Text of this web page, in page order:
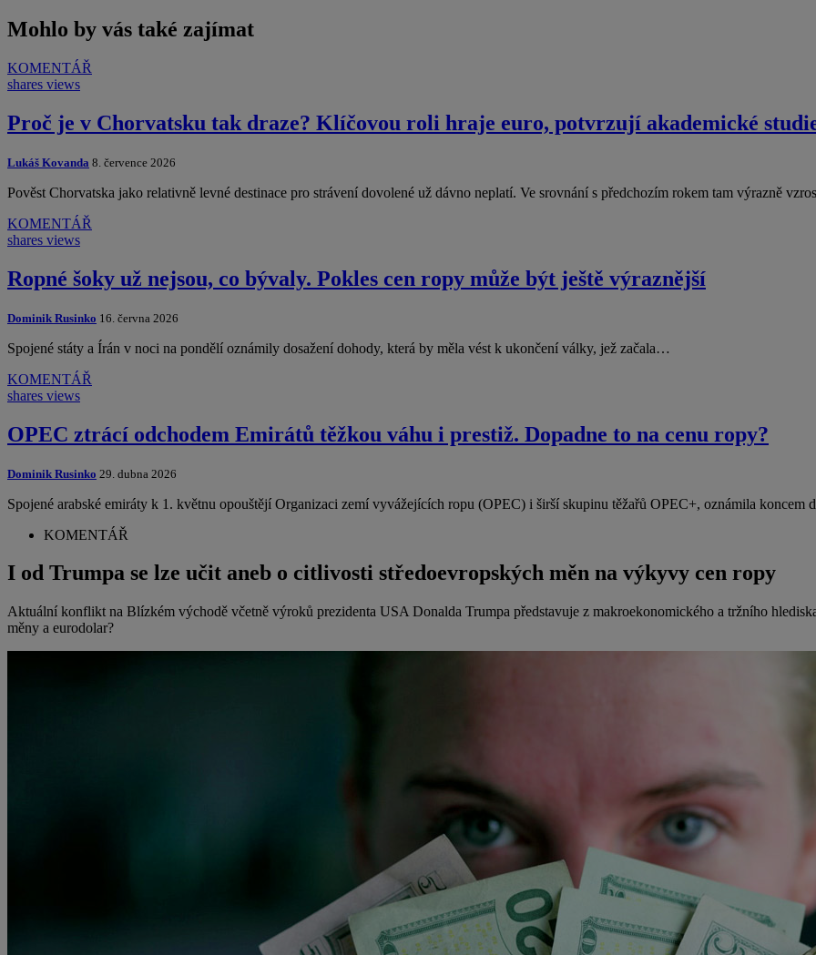
Mohlo by vás také zajímat
KOMENTÁŘ
shares views
Proč je v Chorvatsku tak draze? Klíčovou roli hraje euro, potvrzují akademické
Lukáš Kovanda 8. července 2026
Pověst Chorvatska jako relativně levné destinace pro strávení dovolené už dávno neplatí. Ve srovnání s předchozím rokem tam výrazně
KOMENTÁŘ
shares views
Ropné šoky už nejsou, co bývaly. Pokles cen ropy může být ještě výraznější
Dominik Rusinko 16. června 2026
Spojené státy a Írán v noci na pondělí oznámily dosažení dohody, která by měla vést k ukončení války, jež začala…
KOMENTÁŘ
shares views
OPEC ztrácí odchodem Emirátů těžkou váhu i prestiž. Dopadne to na cenu ropy?
Dominik Rusinko 29. dubna 2026
Spojené arabské emiráty k 1. květnu opouštějí Organizaci zemí vyvážejících ropu (OPEC) i širší skupinu těžařů OPEC+, oznámila koncem
KOMENTÁŘ
I od Trumpa se lze učit aneb o citlivosti středoevropských měn na výkyvy cen ropy
Aktuální konflikt na Blízkém východě včetně výroků prezidenta USA Donalda Trumpa představuje z makroekonomického a tržního
měny a eurodolar?